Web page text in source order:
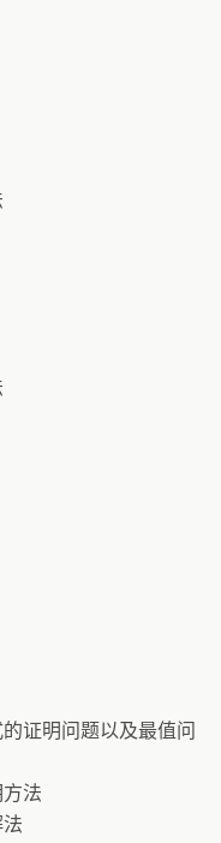
证明问题以及最值问
法